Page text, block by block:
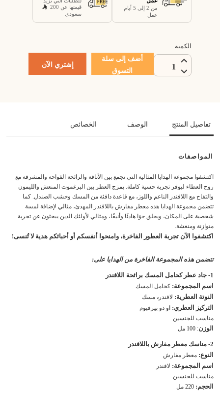
من 2 إلى 5 أيام
عمل
قيمتها عن 200
سعودي
الكمية
1
أضف إلى سلة
التسوق
إشتري الآن
تفاصيل المنتج الوصف الخصائص
المواصفات
اكتشفوا مجموعة الهدايا المثالية التي تجمع بين الأناقة والرائحة الفواحة والمشرقة مع
روح العطاء ليوفر تجربة حسية كاملة. يمزج العطر بين البرغموت المنعش والليمون
والتفاح مع اللافندر الناعم واللوز، مع قاعدة دافئة من المسك وخشب الصندل. كما
تتضمن مجموعة الهدايا هذه معطر مفارش باللافندر المهدئ، مثالي لإضافة لمسة
شخصية على المكان، ويخلق جوًا هادئًا وأنيقًا، ومثالي لأولئك الذين يبحثون عن تجربة
متوازنة ومنعشة.
اكتشفوا الآن تجربة العطور الفاخرة، وامنحوا أنفسكم أو أحبائكم هدية لا تُنسى!
تتضمن هذه المجموعة الفاخرة من الهدايا على:
1- جاد عطر كحامل المسك برائحة اللافندر
اسم المجموعة: كحامل المسك
النوتة العطرية: لافندر،مسك
التركيز العطري: او دو بيرفيوم
مناسب للجنسين
الوزن: 100 مل
2- مناسك معطر مفارش باللافندر
النوع:معطر مفارش
اسم المجموعة: لافندر
مناسب للجنسين
الحجم: 220 مل